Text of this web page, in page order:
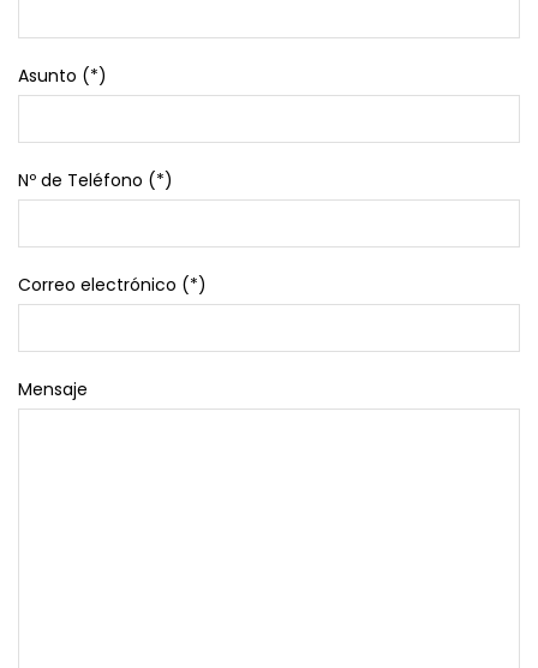
Asunto (*)
Nº de Teléfono (*)
Correo electrónico (*)
Mensaje